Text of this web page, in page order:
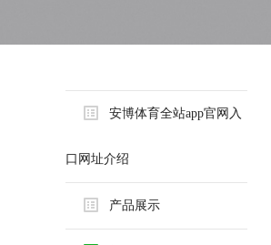
安博体育全站app官网入
口网址介绍
产品展示